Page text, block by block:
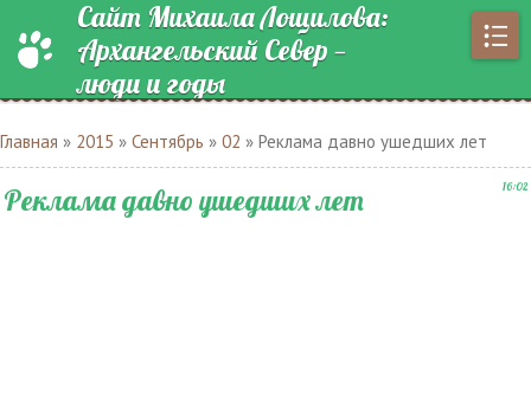
Сайт Михаила Лощилова:
Архангельский Север —
люди и годы
Главная » 2015 » Сентябрь » 02 » Реклама давно ушедших лет
16:02
Реклама давно ушедших лет